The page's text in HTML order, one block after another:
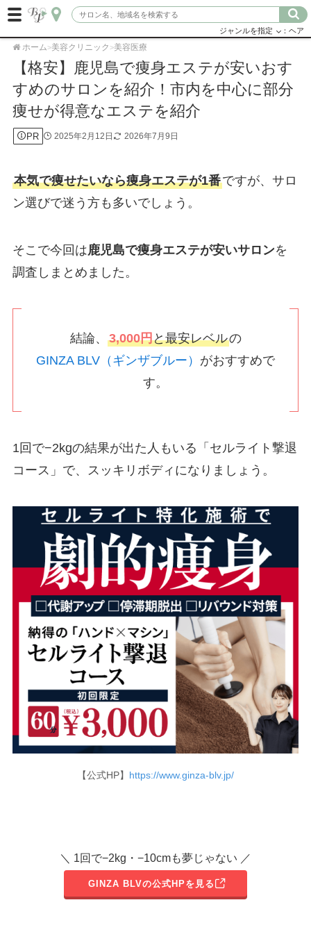
ジャンルを指定 ：ヘア
ホーム>美容クリニック >美容医療
【格安】鹿児島で痩身エステが安いおす
すめのサロンを紹介！市内を中心に部分
痩せが得意なエステを紹介
PR 2025年2月12日 2026年7月9日
本気で痩せたいなら痩身エステが1番ですが、サロ
ン選びで迷う方も多いでしょう。
そこで今回は鹿児島で痩身エステが安いサロンを
調査しまとめました。
結論、 3,000円と最安レベルの
GINZA BLV（ギンザブルー） がおすすめで
す。
1回で−2kgの結果が出た人もいる「セルライト撃退
コース」で、スッキリボディになりましょう。
【公式HP】 https://www.ginza-blv.jp/
＼ 1回で−2kg・−10cmも夢じゃない ／
GINZA BLVの公式HPを見る